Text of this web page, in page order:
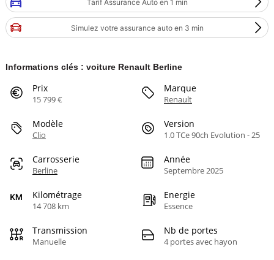
Tarif Assurance Auto en 1 min
Simulez votre assurance auto en 3 min
Informations clés : voiture Renault Berline
Prix
15 799 €
Marque
Renault
Modèle
Clio
Version
1.0 TCe 90ch Evolution - 25
Carrosserie
Berline
Année
Septembre 2025
Kilométrage
14 708 km
Energie
Essence
Transmission
Manuelle
Nb de portes
4 portes avec hayon